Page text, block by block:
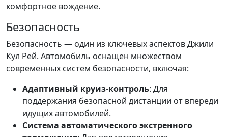
комфортное вождение.
Безопасность
Безопасность — один из ключевых аспектов Джили
Кул Рей. Автомобиль оснащен множеством
современных систем безопасности, включая:
Адаптивный круиз-контроль: Для
поддержания безопасной дистанции от впереди
идущих автомобилей.
Система автоматического экстренного